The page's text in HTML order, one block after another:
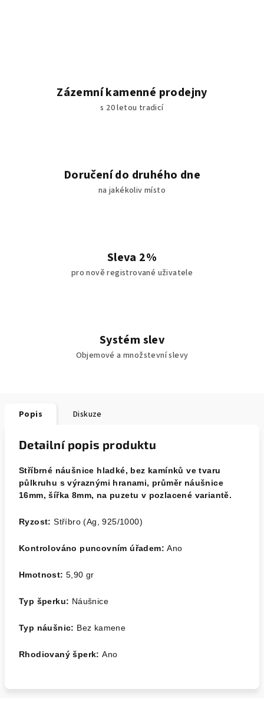
Zázemní kamenné prodejny
s 20 letou tradicí
Doručení do druhého dne
na jakékoliv místo
Sleva 2%
pro nově registrované uživatele
Systém slev
Objemové a množstevní slevy
Popis Diskuze
Detailní popis produktu
Stříbrné náušnice hladké, bez kamínků ve tvaru
půlkruhu s výraznými hranami, průměr náušnice
16mm, šířka 8mm, na puzetu v pozlacené variantě.
Ryzost: Stříbro (Ag, 925/1000)
Kontrolováno puncovním úřadem:Ano
Hmotnost: 5,90 gr
Typ šperku: Náušnice
Typ náušnic: Bez kamene
Rhodiovaný šperk:Ano